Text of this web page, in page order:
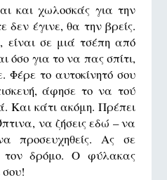
και χωλοσκάς για την
δεν έγινε, θα την βρείς.
είναι σε μιά τσέπη από
όσο για το να πας σπίτι,
Φέρε το αυτοκίνητό σου
άφησε το να τού
Και κάτι ακόμη. Πρέπει
να ζήσεις εδώ – να
προσευχηθείς. Ας σε
δρόμο. Ο φύλακας
σου!